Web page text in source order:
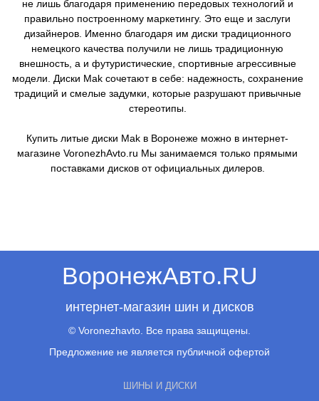
не лишь благодаря применению передовых технологий и
правильно построенному маркетингу. Это еще и заслуги
дизайнеров. Именно благодаря им диски традиционного
немецкого качества получили не лишь традиционную
внешность, а и футуристические, спортивные агрессивные
модели. Диски Mak сочетают в себе: надежность, сохранение
традиций и смелые задумки, которые разрушают привычные
стереотипы.
Купить литые диски Mak в Воронеже можно в интернет-
магазине VoronezhAvto.ru Мы занимаемся только прямыми
поставками дисков от официальных дилеров.
ВоронежАвто.RU
интернет-магазин шин и дисков
© Voronezhavto. Все права защищены.
Предложение не является публичной офертой
ШИНЫ И ДИСКИ